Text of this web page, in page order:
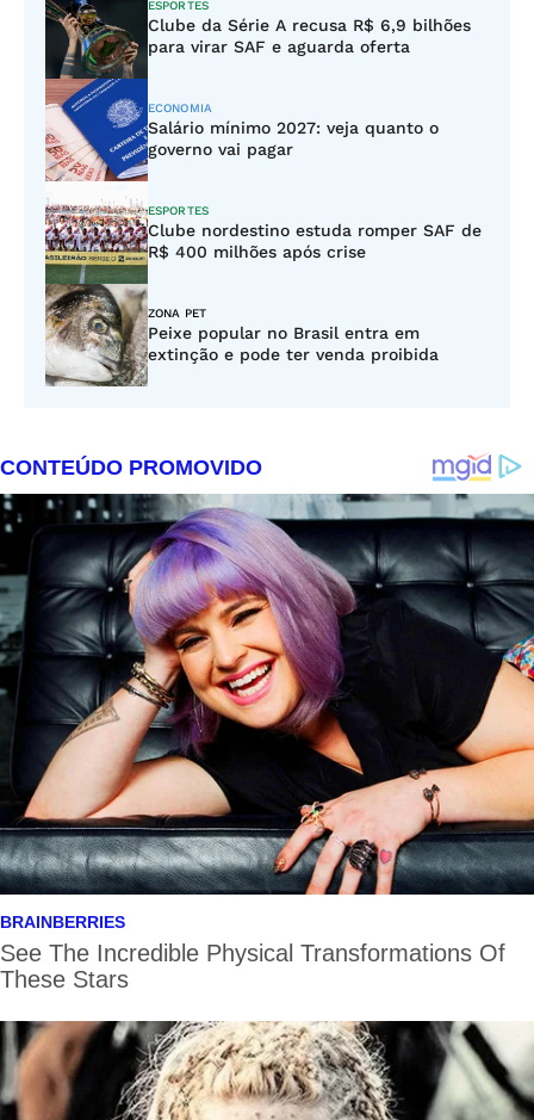
ESPORTES
Clube da Série A recusa R$ 6,9 bilhões
para virar SAF e aguarda oferta
ECONOMIA
Salário mínimo 2027: veja quanto o
governo vai pagar
ESPORTES
Clube nordestino estuda romper SAF de
R$ 400 milhões após crise
ZONA PET
Peixe popular no Brasil entra em
extinção e pode ter venda proibida